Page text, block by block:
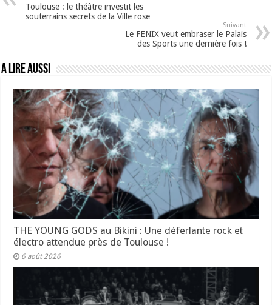
Toulouse : le théâtre investit les
souterrains secrets de la Ville rose
Suivant
Le FENIX veut embraser le Palais
des Sports une dernière fois !
A lire aussi
THE YOUNG GODS au Bikini : Une déferlante rock et
électro attendue près de Toulouse !
6 août 2026